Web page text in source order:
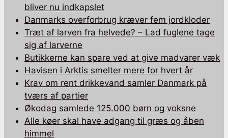
bliver nu indkapslet
Danmarks overforbrug kræver fem jordkloder
Træt af larven fra helvede? – Lad fuglene tage
sig af larverne
Butikkerne kan spare ved at give madvarer væk
Havisen i Arktis smelter mere for hvert år
Krav om rent drikkevand samler Danmark på
tværs af partier
Økodag samlede 125.000 børn og voksne
Alle køer skal have adgang til græs og åben
himmel